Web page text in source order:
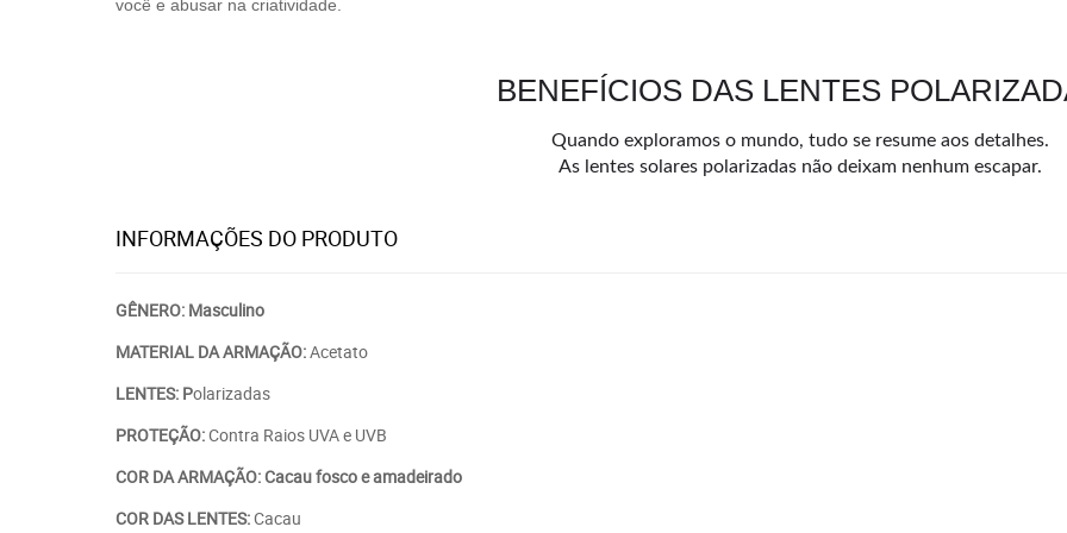
você e abusar na criatividade.
BENEFÍCIOS DAS LENTES
Quando exploramos o mundo, tudo se resume aos detalhes.
As lentes solares polarizadas não deixam nenhum escapar.
INFORMAÇÕES DO PRODUTO
GÊNERO: Masculino
MATERIAL DA ARMAÇÃO:Acetato
LENTES: Polarizadas
PROTEÇÃO:Contra Raios UVA e UVB
COR DA ARMAÇÃO: Cacau fosco e amadeirado
COR DAS LENTES:Cacau